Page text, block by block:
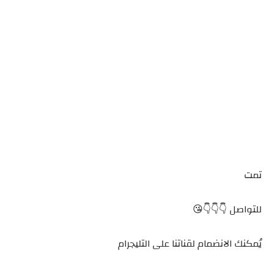
تمت
للتواصل 👇👇👇😘
يُمكنك الانضمام لقناتنا على التليجرام